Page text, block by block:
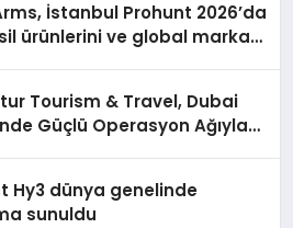
İstanbul Prohunt 2026’da
ürünlerini ve global marka
Tourism & Travel, Dubai
Güçlü Operasyon Ağıyla
Hy3 dünya genelinde
sunuldu